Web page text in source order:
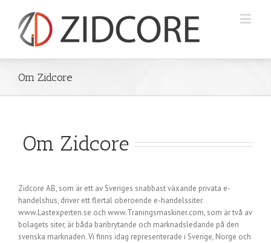
Om Zidcore
Om Zidcore
Zidcore AB, som är ett av Sveriges snabbast växande privata e-
handelshus, driver ett flertal oberoende e-handelssiter.
www.Lastexperten.se och www.Traningsmaskiner.com, som är två av
bolagets siter, är båda banbrytande och marknadsledande på den
svenska marknaden. Vi finns idag representerade i Sverige, Norge och